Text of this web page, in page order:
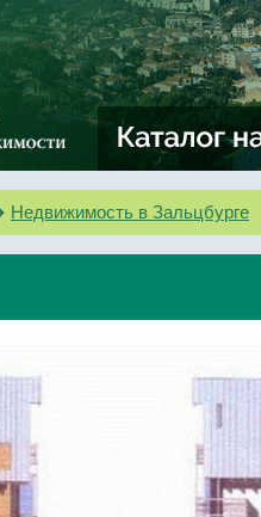
Недвижимость в Зальцбурге